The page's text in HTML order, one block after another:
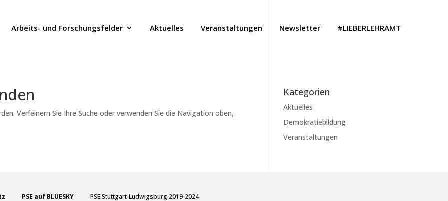
Arbeits- und Forschungsfelder Aktuelles Veranstaltungen Newsletter #LIEBERLEHRAMT
Verfeinern Sie Ihre Suche oder verwenden Sie die Navigation oben,
Kategorien
Aktuelles
Demokratiebildung
Veranstaltungen
PSE auf BLUESKY PSE Stuttgart-Ludwigsburg 2019-2024